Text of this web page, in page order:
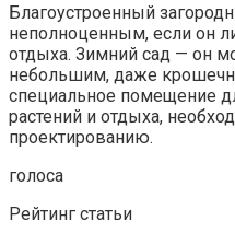
Благоустроенный
неполноценным, если он
отдыха. Зимний сад — он
небольшим, даже
специальное помещение
растений и отдыха,
проектированию.
голоса
Рейтинг статьи